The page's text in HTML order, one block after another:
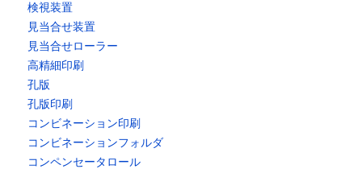
検視装置
見当合せ装置
見当合せローラー
高精細印刷
孔版
孔版印刷
コンビネーション印刷
コンビネーションフォルダ
コンペンセータロール